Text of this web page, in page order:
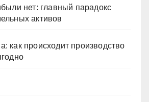
нет: главный парадокс
активов
как происходит производство